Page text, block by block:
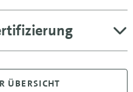
ÜBERSICHT